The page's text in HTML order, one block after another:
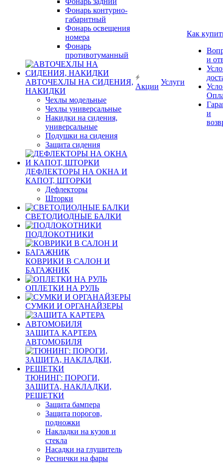
Фонарь контурно-
габаритный
Фонарь освещения
номера
Фонарь
противотуманный
АВТОЧЕХЛЫ НА СИДЕНИЯ,
НАКИДКИ
Чехлы модельные
Чехлы универсальные
Накидки на сидения,
универсальные
Подушки на сидения
Защита сидения
ДЕФЛЕКТОРЫ НА ОКНА И
КАПОТ, ШТОРКИ
Дефлекторы
Шторки
СВЕТОДИОДНЫЕ БАЛКИ
ПОДЛОКОТНИКИ
КОВРИКИ В САЛОН И
БАГАЖНИК
ОПЛЕТКИ НА РУЛЬ
СУМКИ И ОРГАНАЙЗЕРЫ
ЗАЩИТА КАРТЕРА
АВТОМОБИЛЯ
ТЮНИНГ: ПОРОГИ,
ЗАЩИТА, НАКЛАДКИ,
РЕШЕТКИ
Защита бампера
Защита порогов,
подножки
Накладки на кузов и
стекла
Насадки на глушитель
Реснички на фары
Акции
Услуги
Как
и
и